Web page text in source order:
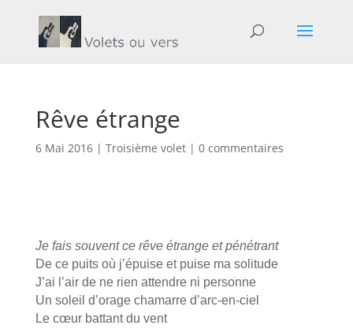
Rêve étrange
6 Mai 2016| Troisième volet| 0 commentaires
Je fais souvent ce rêve étrange et pénétrant
De ce puits où j’épuise et puise ma solitude
J’ai l’air de ne rien attendre ni personne
Un soleil d’orage chamarre d’arc-en-ciel
Le cœur battant du vent